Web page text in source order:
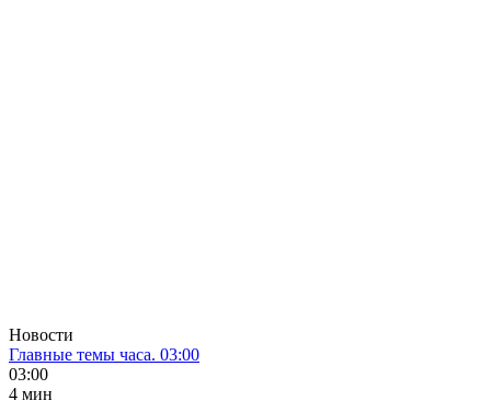
Новости
Главные темы часа. 03:00
03:00
4 мин